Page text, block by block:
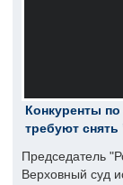
Конкуренты
требуют
Председатель
Верховный суд